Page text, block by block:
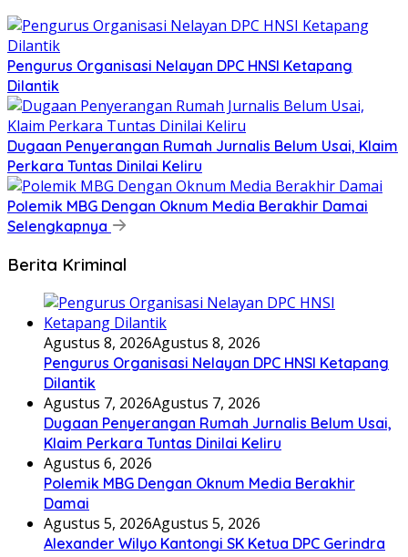
Pengurus Organisasi Nelayan DPC HNSI Ketapang
Dilantik
Dugaan Penyerangan Rumah Jurnalis Belum Usai, Klaim
Perkara Tuntas Dinilai Keliru
Polemik MBG Dengan Oknum Media Berakhir Damai
Selengkapnya
Berita Kriminal
Agustus 8, 2026Agustus 8, 2026
Pengurus Organisasi Nelayan DPC HNSI Ketapang
Dilantik
Agustus 7, 2026Agustus 7, 2026
Dugaan Penyerangan Rumah Jurnalis Belum Usai,
Klaim Perkara Tuntas Dinilai Keliru
Agustus 6, 2026
Polemik MBG Dengan Oknum Media Berakhir
Damai
Agustus 5, 2026Agustus 5, 2026
Alexander Wilyo Kantongi SK Ketua DPC Gerindra